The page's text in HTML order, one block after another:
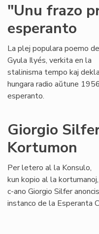
"Unu frazo
esperanto
La plej populara poemo de
Gyula Ilyés, verkita en la
stalinisma tempo kaj
hungara radio aŭtune
esperanto.
Giorgio
Kortumon
Per letero al la Konsulo,
kun kopio al la kortumanoj,
c-ano Giorgio Silfer
instanco de la Esperanta